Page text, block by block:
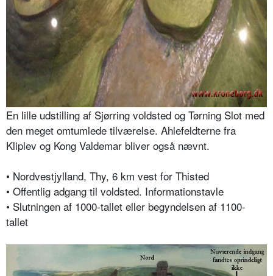
En lille udstilling af Sjørring voldsted og Tørning Slot med
den meget omtumlede tilværelse. Ahlefeldterne fra
Kliplev og Kong Valdemar bliver også nævnt.
• Nordvestjylland, Thy, 6 km vest for Thisted
• Offentlig adgang til voldsted. Informationstavle
• Slutningen af 1000-tallet eller begyndelsen af 1100-
tallet